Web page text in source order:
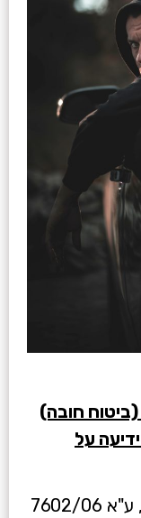
(ביטוח חובה)
על
פסק הדין של בית המשפט העליון, ע"א 7602/06